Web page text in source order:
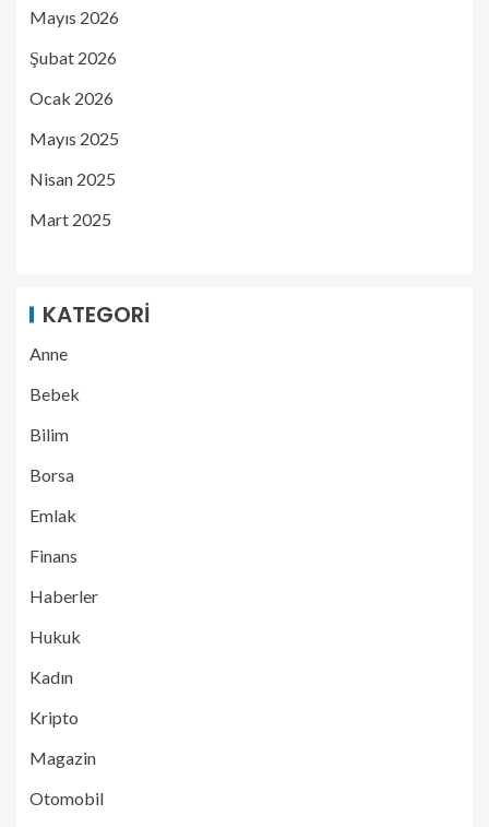
Mayıs 2026
Şubat 2026
Ocak 2026
Mayıs 2025
Nisan 2025
Mart 2025
KATEGORI
Anne
Bebek
Bilim
Borsa
Emlak
Finans
Haberler
Hukuk
Kadın
Kripto
Magazin
Otomobil